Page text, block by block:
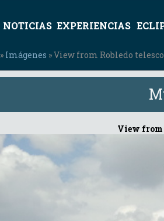
NOTICIAS EXPERIENCIAS
» Imágenes » View from Robledo
View from